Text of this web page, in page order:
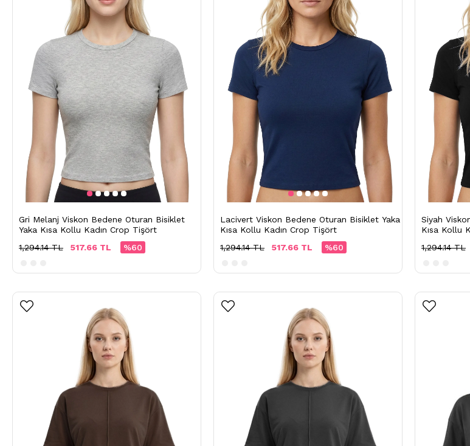
Gri Melanj Viskon Bedene Oturan Bisiklet
Yaka Kısa Kollu Kadın Crop Tişört
%60
517.66 TL
1,294.14 TL
Lacivert Viskon Bedene Oturan Bisiklet Yaka
Kısa Kollu Kadın Crop Tişört
%60
517.66 TL
1,294.14 TL
Siyah
Kısa Kollu
1,294.14 TL